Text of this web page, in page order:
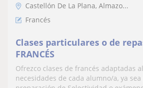
Castellón De La Plana, Almazo...
Francés
Clases particulares o de
FRANCÉS
Ofrezco clases de francés adaptadas
necesidades de cada alumno/a, ya sea